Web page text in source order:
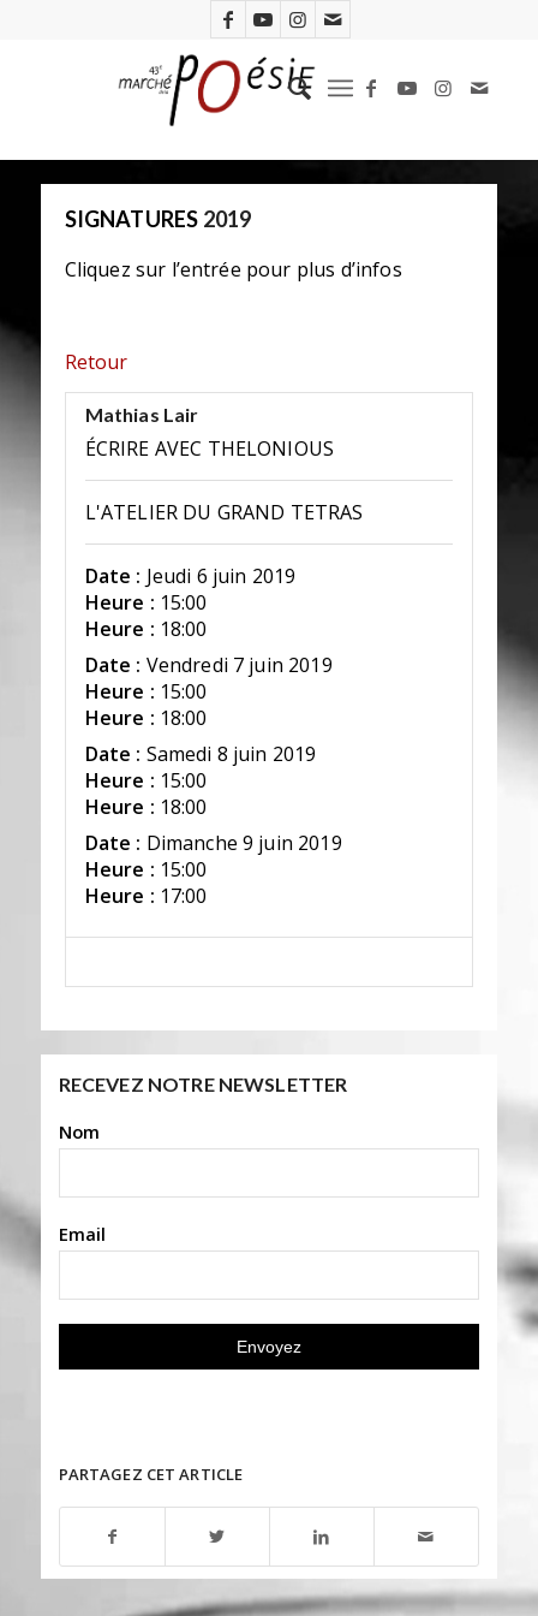
SIGNATURES 2019
Cliquez sur l’entrée pour plus d’infos
Retour
Mathias Lair
ÉCRIRE AVEC THELONIOUS
L'ATELIER DU GRAND TETRAS
Date : Jeudi 6 juin 2019
Heure : 15:00
Heure : 18:00
Date : Vendredi 7 juin 2019
Heure : 15:00
Heure : 18:00
Date : Samedi 8 juin 2019
Heure : 15:00
Heure : 18:00
Date : Dimanche 9 juin 2019
Heure : 15:00
Heure : 17:00
RECEVEZ NOTRE NEWSLETTER
Nom
Email
PARTAGEZ CET ARTICLE